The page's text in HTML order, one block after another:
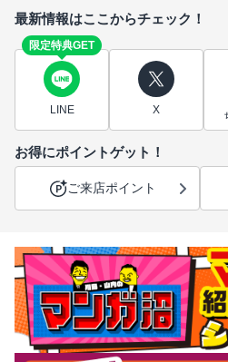
最新情報はここからチェック！
限定特典GET
LINE X
お得にポイントゲット！
ご来店ポイント